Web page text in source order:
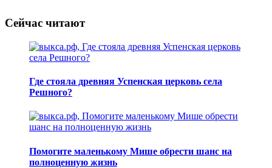
Сейчас читают
Где стояла древняя Успенская церковь села
Решного?
Помогите маленькому Мише обрести шанс на
полноценную жизнь